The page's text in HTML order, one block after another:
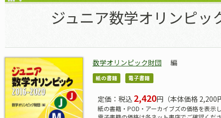
ジュニア数学オリンピッ
数学オリンピック財団 編
紙の書籍 電子書籍
定価：税込 2,420円（本体価格 2,200
紙の書籍・POD・アーカイブズの価格を表示